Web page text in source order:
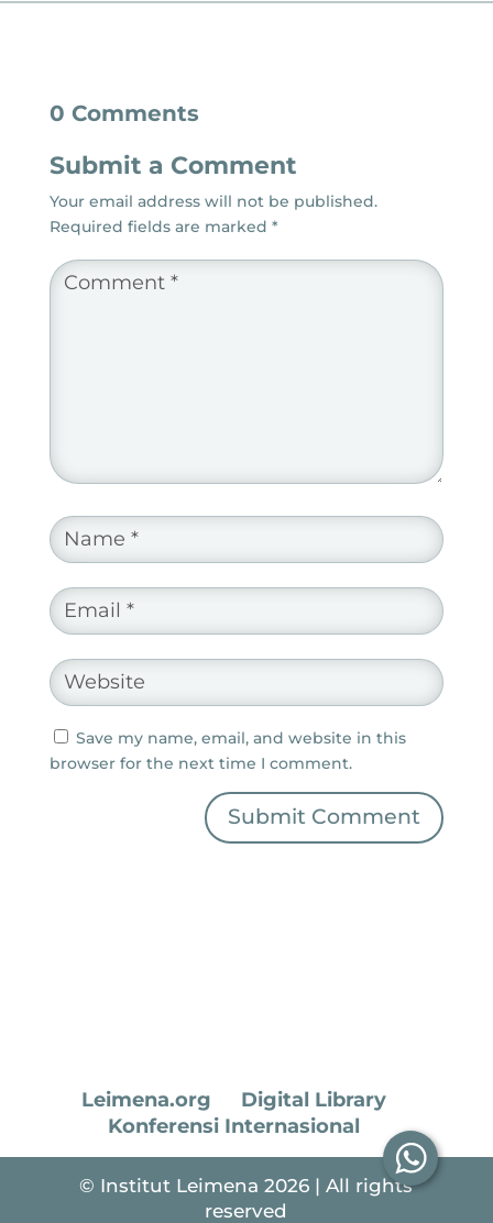
0 Comments
Submit a Comment
Your email address will not be published.
Required fields are marked *
Save my name, email, and website in this
browser for the next time I comment.
Submit Comment
Leimena.org
Digital Library
Konferensi Internasional
© Institut Leimena 2026 | All rights
reserved